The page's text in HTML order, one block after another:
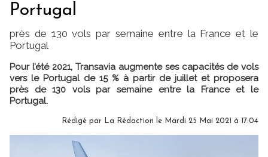
Portugal
près de 130 vols par semaine entre la France et le
Portugal
Pour l’été 2021, Transavia augmente ses capacités de vols
vers le Portugal de 15 % à partir de juillet et proposera
près de 130 vols par semaine entre la France et le
Portugal.
Rédigé par La Rédaction le Mardi 25 Mai 2021 à 17:04